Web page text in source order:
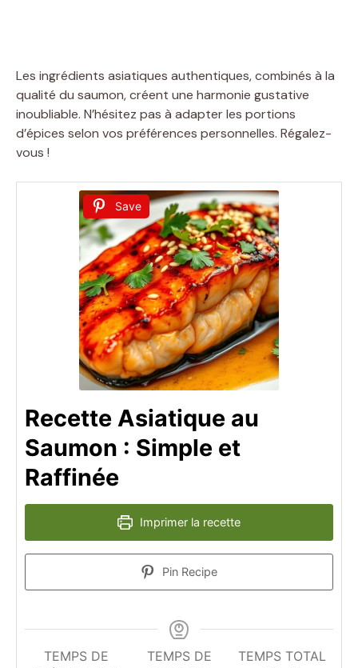
Les ingrédients asiatiques authentiques, combinés à la
qualité du saumon, créent une harmonie gustative
inoubliable. N’hésitez pas à adapter les portions
d’épices selon vos préférences personnelles. Régalez-
vous !
Save
Recette Asiatique au
Saumon : Simple et
Raffinée
Imprimer la recette
Pin Recipe
TEMPS DE
TEMPS DE
TEMPS TOTAL